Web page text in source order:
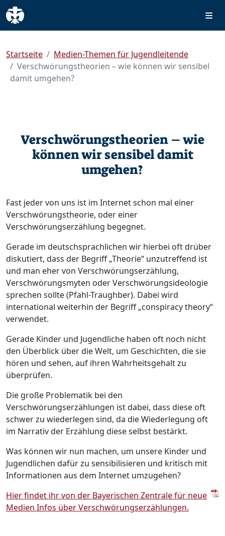
Startseite
Medien-Themen für Jugendleitende
Verschwörungstheorien – wie können wir sensibel
damit umgehen?
Verschwörungstheorien – wie
können wir sensibel damit
umgehen?
Fast jeder von uns ist im Internet schon mal einer
Verschwörungstheorie, oder einer
Verschwörungserzählung begegnet.
Gerade im deutschsprachlichen wir hierbei oft drüber
diskutiert, dass der Begriff „Theorie“ unzutreffend ist
und man eher von Verschwörungserzählung,
Verschwörungsmyten oder Verschwörungsideologie
sprechen sollte (Pfahl-Traughber). Dabei wird
international weiterhin der Begriff „conspiracy theory“
verwendet.
Gerade Kinder und Jugendliche haben oft noch nicht
den Überblick über die Welt, um Geschichten, die sie
hören und sehen, auf ihren Wahrheitsgehalt zu
überprüfen.
Die große Problematik bei den
Verschwörungserzählungen ist dabei, dass diese oft
schwer zu wiederlegen sind, da die Wiederlegung oft
im Narrativ der Erzählung diese selbst bestärkt.
Was können wir nun machen, um unsere Kinder und
Jugendlichen dafür zu sensibilisieren und kritisch mit
Informationen aus dem Internet umzugehen?
Hier findet ihr von der Bayerischen Zentrale für neue
Medien Infos über Verschwörungserzählungen.